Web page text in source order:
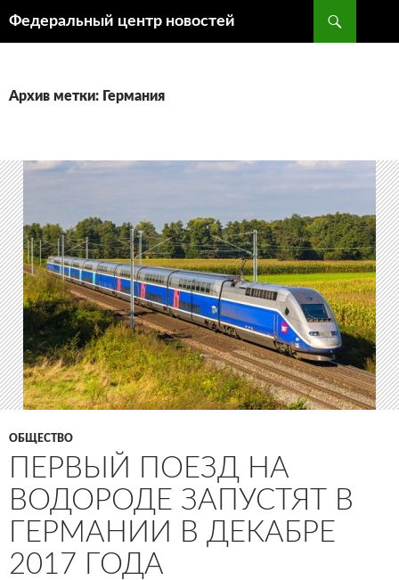
Федеральный центр новостей
Архив метки: Германия
ОБЩЕСТВО
ПЕРВЫЙ ПОЕЗД НА
ВОДОРОДЕ ЗАПУСТЯТ В
ГЕРМАНИИ В ДЕКАБРЕ
2017 ГОДА